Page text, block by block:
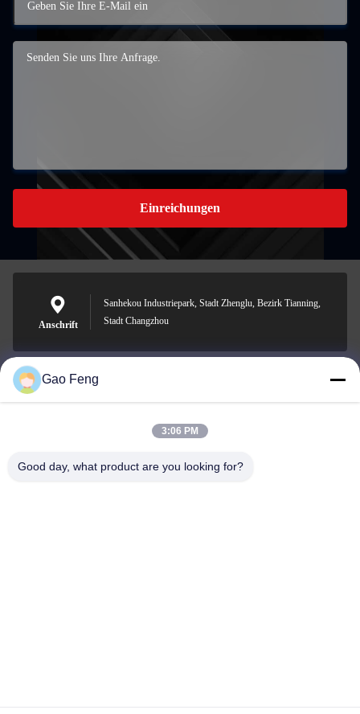
Einreichungen
Anschrift
Sanhekou Industriepark, Stadt Zhenglu, Bezirk Tianning,
Stadt Changzhou
suli@sulidry.com
Gao Feng
3:06 PM
Good day, what product are you looking for?